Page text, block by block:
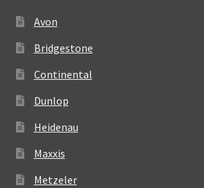
Avon
Bridgestone
Continental
Dunlop
Heidenau
Maxxis
Metzeler